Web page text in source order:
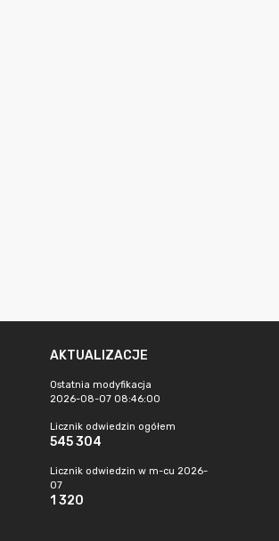
AKTUALIZACJE
Ostatnia modyfikacja
2026-08-07 08:46:00
Licznik odwiedzin ogółem
545 304
Licznik odwiedzin w m-cu 2026-
07
1 320